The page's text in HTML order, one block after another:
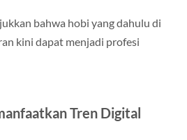
bahwa hobi yang dahulu di
kini dapat menjadi profesi
Tren Digital